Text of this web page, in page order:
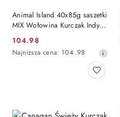
Animal Island 40x85g saszetki
MIX Wołowina Kurczak Indyk i
Cena
promocyjna:
104.98
Najniższa
Najniższa cena: 104.98